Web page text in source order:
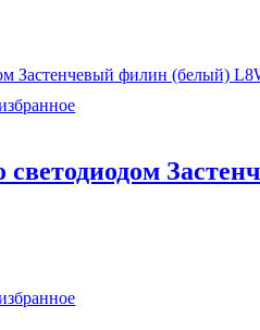
светодиодом